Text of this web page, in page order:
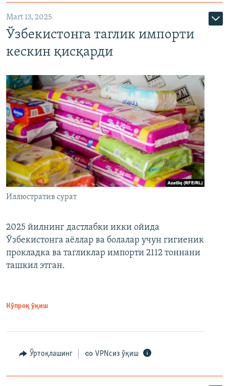
Mart 13, 2025
Ўзбекистонга таглик импорти
кескин қисқарди
Иллюстратив сурат
2025 йилнинг дастлабки икки ойида
Ўзбекистонга аёллар ва болалар учун гигиеник
прокладка ва тагликлар импорти 2112 тоннани
ташкил этган.
Кўпроқ ўқиш
Ўртоқлашинг VPNсиз ўқиш